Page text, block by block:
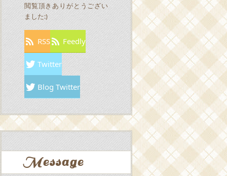
閲覧頂きありがとうござい
ました:)
RSS Feedly
Twitter
Blog Twitter
Message